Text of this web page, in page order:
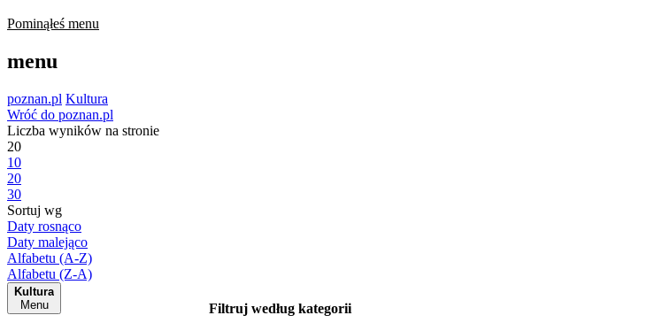
Pominąłeś menu
menu
poznan.pl Kultura
Wróć do poznan.pl
Liczba wyników na stronie
20
10
20
30
Sortuj wg
Daty rosnąco
Daty malejąco
Alfabetu (A-Z)
Alfabetu (Z-A)
Kultura
Menu
Filtruj według kategorii